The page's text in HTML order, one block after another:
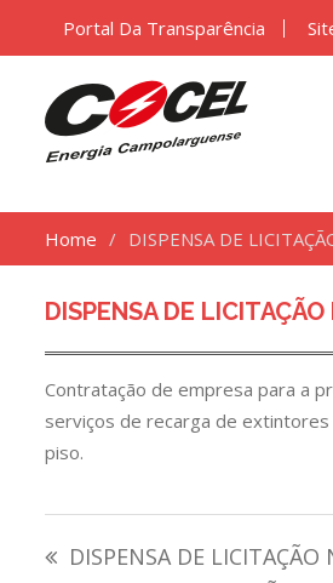
Portal Da Transparência
Home DISPENSA DE
DISPENSA DE
Contratação de empresa para a
serviços de recarga de extintores
piso.
DISPENSA DE